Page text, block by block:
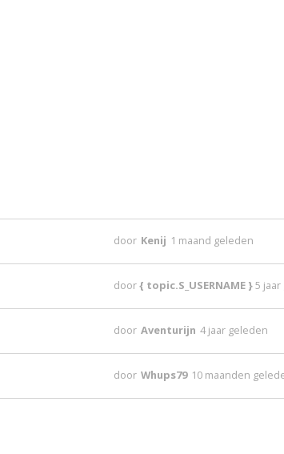
door Kenij 1 maand geleden
door{ topic.S_USERNAME }5
door Aventurijn 4 jaar geleden
door Whups79 10 maanden